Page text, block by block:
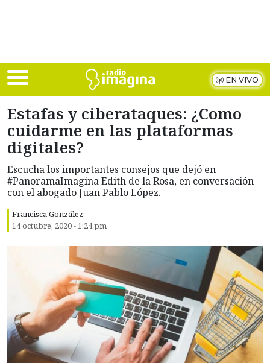
EN VIVO
Estafas y ciberataques: ¿Como
cuidarme en las plataformas
digitales?
Escucha los importantes consejos que dejó en
#PanoramaImagina Edith de la Rosa, en conversación
con el abogado Juan Pablo López.
Francisca González
14 octubre, 2020 - 1:24 pm